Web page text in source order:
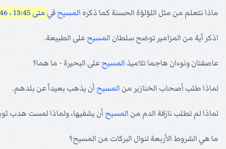
ماذا نتعلم من مثل اللؤلؤة الحسنة كما ذكره المسيحفي متى 13:45 ، 46
اذكر آية من المزامير توضح سلطان المسيحعلى الطبيعة.
عاصفتان ونوءان هاجما تلاميذ المسيحعلى البحيرة - ما هما؟
لماذا طلب أصحاب الخنازير من المسيح أن يذهب بعيداً عن بلدهم.
لماذا لم تطلب نازفة الدم من المسيح أن يشفيها، ولماذا لمست هدب
ما هي الشروط الأربعة لنوال البركات من المسيح؟